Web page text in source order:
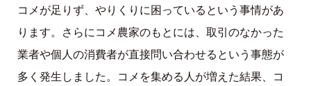
コメが足りず、やりくりに困っているという事情があ
ります。さらにコメ農家のもとには、取引のなかった
業者や個人の消費者が直接問い合わせるという事態が
多く発生しました。コメを集める人が増えた結果、コ